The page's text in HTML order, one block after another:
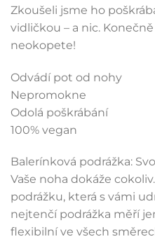
Zkoušeli jsme ho
vidličkou – a nic.
neokopete!
Odvádí pot od nohy
Nepromokne
Odolá poškrábání
100% vegan
Balerínková podrážka:
Vaše noha dokáže
podrážku, která s vámi
nejtenčí podrážka měří
flexibilní ve všech